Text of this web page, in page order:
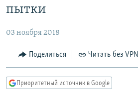
основному
Вернутся
Вернутся
МНЕНИЯ
КУЛЬТУРА
КАВКАЗ.РЕАЛИИ
пытки
03 ноября 2018
Поделиться Читать без VPN
Приоритетный источник в Google